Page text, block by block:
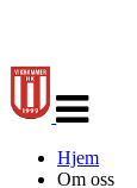
navigasjon
Hjem
Om oss